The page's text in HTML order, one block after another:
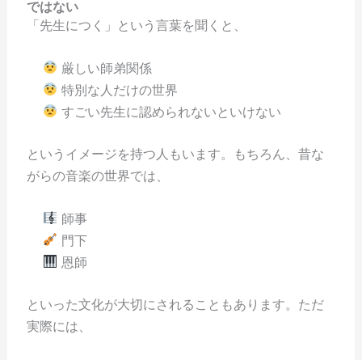
ではない
「先生につく」という言葉を聞くと、
厳しい師弟関係
特別な人だけの世界
すごい先生に認められないといけない
というイメージを持つ人もいます。もちろん、昔な
がらの音楽の世界では、
師事
門下
恩師
といった文化が大切にされることもあります。ただ
実際には、